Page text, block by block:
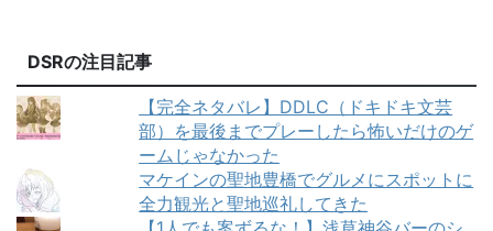
DSRの注目記事
【完全ネタバレ】DDLC（ドキドキ文芸
部）を最後までプレーしたら怖いだけのゲ
ームじゃなかった
マケインの聖地豊橋でグルメにスポットに
全力観光と聖地巡礼してきた